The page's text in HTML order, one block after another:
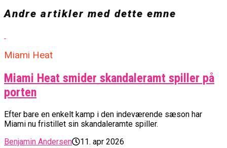
Andre artikler med dette emne
Miami Heat
Miami Heat smider skandaleramt spiller på
porten
Efter bare en enkelt kamp i den indeværende sæson har
Miami nu fristillet sin skandaleramte spiller.
Benjamin Andersen
11. apr 2026